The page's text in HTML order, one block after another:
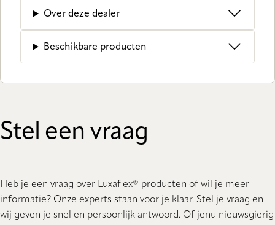
Over deze dealer
Beschikbare producten
Stel een vraag
Heb je een vraag over Luxaflex® producten of wil je meer
informatie? Onze experts staan ​​voor je klaar. Stel je vraag en
wij geven je snel en persoonlijk antwoord. Of jenu nieuwsgierig